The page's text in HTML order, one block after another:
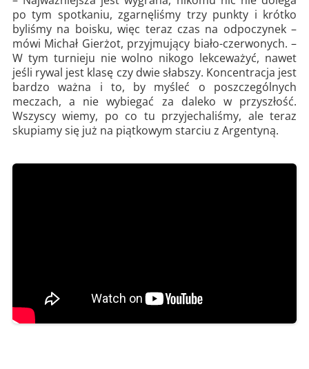
po tym spotkaniu, zgarnęliśmy trzy punkty i krótko
byliśmy na boisku, więc teraz czas na odpoczynek –
mówi Michał Gierżot, przyjmujący biało-czerwonych. –
W tym turnieju nie wolno nikogo lekceważyć, nawet
jeśli rywal jest klasę czy dwie słabszy. Koncentracja jest
bardzo ważna i to, by myśleć o poszczególnych
meczach, a nie wybiegać za daleko w przyszłość.
Wszyscy wiemy, po co tu przyjechaliśmy, ale teraz
skupiamy się już na piątkowym starciu z Argentyną.